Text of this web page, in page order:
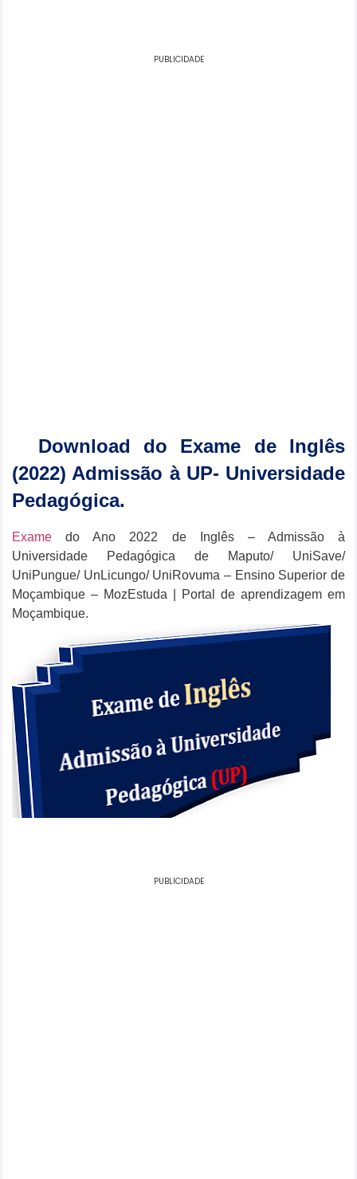
PUBLICIDADE
Download do Exame de Inglês
(2022) Admissão à UP- Universidade
Pedagógica.
Examedo Ano 2022 de Inglês – Admissão à
Universidade Pedagógica de Maputo/ UniSave/
UniPungue/ UnLicungo/ UniRovuma – Ensino Superior de
Moçambique – MozEstuda | Portal de aprendizagem em
Moçambique.
PUBLICIDADE